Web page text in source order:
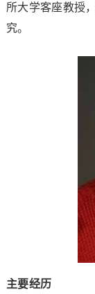
所大学客座教授
究。
主要经历